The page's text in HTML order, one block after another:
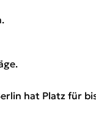
hat Platz für